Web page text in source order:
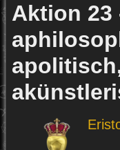
Aktion 23